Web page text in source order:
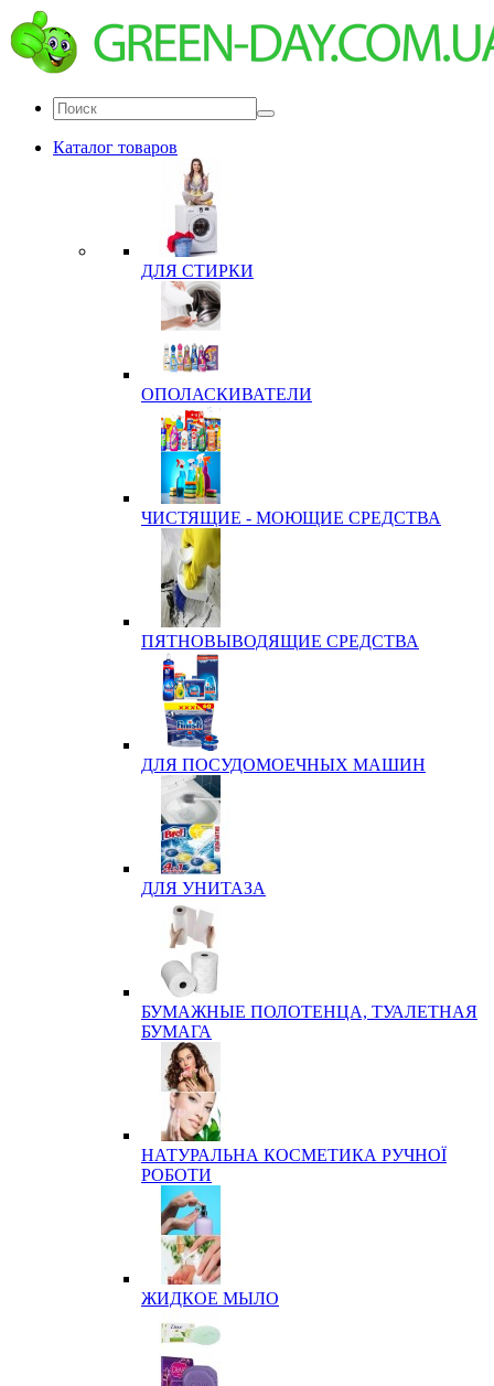
Каталог товаров
ДЛЯ СТИРКИ
ОПОЛАСКИВАТЕЛИ
ЧИСТЯЩИЕ - МОЮЩИЕ СРЕДСТВА
ПЯТНОВЫВОДЯЩИЕ СРЕДСТВА
ДЛЯ ПОСУДОМОЕЧНЫХ МАШИН
ДЛЯ УНИТАЗА
БУМАЖНЫЕ ПОЛОТЕНЦА, ТУАЛЕТНАЯ
БУМАГА
НАТУРАЛЬНА КОСМЕТИКА РУЧНОЇ
РОБОТИ
ЖИДКОЕ МЫЛО